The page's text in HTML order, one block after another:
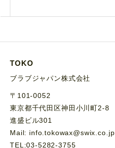
TOKO
ブラブジャパン株式会社
〒101-0052
東京都千代田区神田小川町2-8
進盛ビル301
Mail: info.tokowax@swix.co.jp
TEL:03-5282-3755